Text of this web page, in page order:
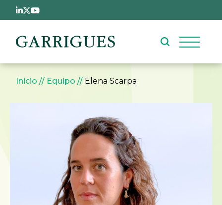
Pasar al contenido principal
Sobrescribir enlaces de
Inicio Equipo Elena Scarpa